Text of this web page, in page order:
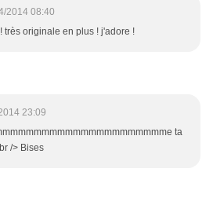
2014 08:40
très originale en plus ! j'adore !
23:09
ta
/> Bises